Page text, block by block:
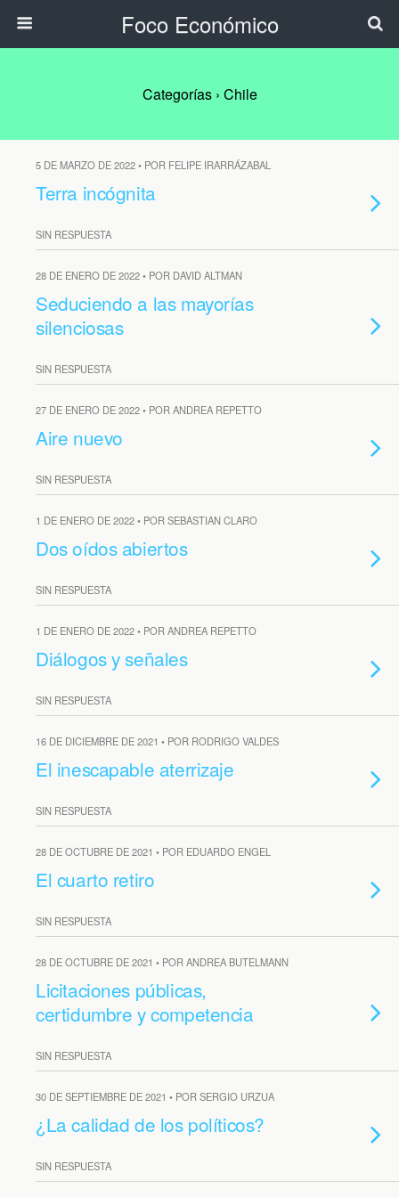
Foco Económico
Categorías › Chile
5 DE MARZO DE 2022 • POR FELIPE IRARRÁZABAL
Terra incógnita
SIN RESPUESTA
28 DE ENERO DE 2022 • POR DAVID ALTMAN
Seduciendo a las mayorías
silenciosas
SIN RESPUESTA
27 DE ENERO DE 2022 • POR ANDREA REPETTO
Aire nuevo
SIN RESPUESTA
1 DE ENERO DE 2022 • POR SEBASTIAN CLARO
Dos oídos abiertos
SIN RESPUESTA
1 DE ENERO DE 2022 • POR ANDREA REPETTO
Diálogos y señales
SIN RESPUESTA
16 DE DICIEMBRE DE 2021 • POR RODRIGO VALDES
El inescapable aterrizaje
SIN RESPUESTA
28 DE OCTUBRE DE 2021 • POR EDUARDO ENGEL
El cuarto retiro
SIN RESPUESTA
28 DE OCTUBRE DE 2021 • POR ANDREA BUTELMANN
Licitaciones públicas,
certidumbre y competencia
SIN RESPUESTA
30 DE SEPTIEMBRE DE 2021 • POR SERGIO URZUA
¿La calidad de los políticos?
SIN RESPUESTA